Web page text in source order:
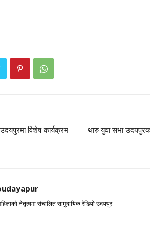
विशेष कार्यक्रम
थारु युवा सभा
नेतृत्वमा संचालित सामुदायिक रेडियो उदयपुर